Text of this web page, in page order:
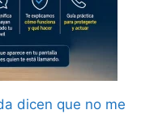
dicen que no me